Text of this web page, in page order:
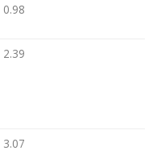
0.98
2.39
3.07